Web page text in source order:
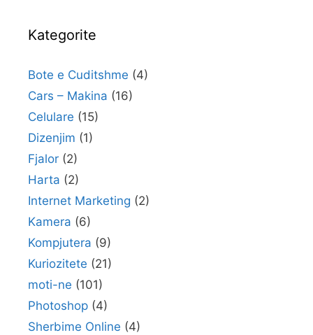
Kategorite
Bote e Cuditshme (4)
Cars – Makina (16)
Celulare (15)
Dizenjim (1)
Fjalor (2)
Harta (2)
Internet Marketing (2)
Kamera (6)
Kompjutera (9)
Kuriozitete (21)
moti-ne (101)
Photoshop (4)
Sherbime Online (4)